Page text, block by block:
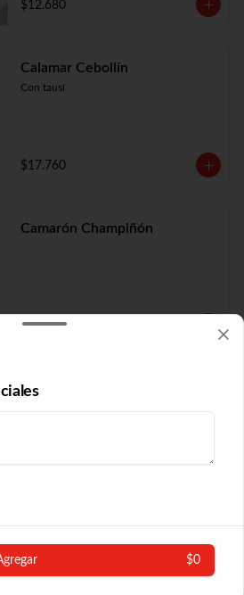
$12.680
Calamar Cebollín
Con tausí
$17.760
Camarón Champiñón
$19.210
Camarón Fuyón
Con algas y champiñón
$0